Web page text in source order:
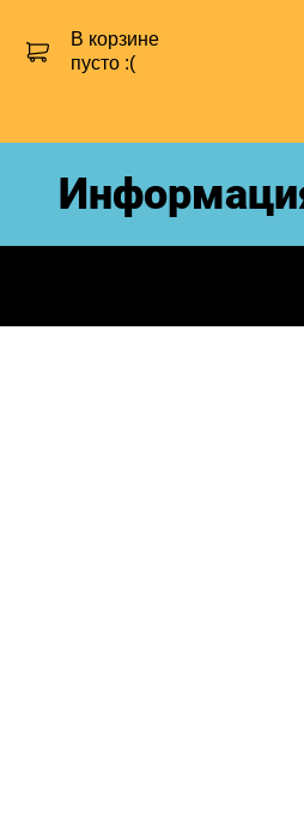
В корзине
пусто :(